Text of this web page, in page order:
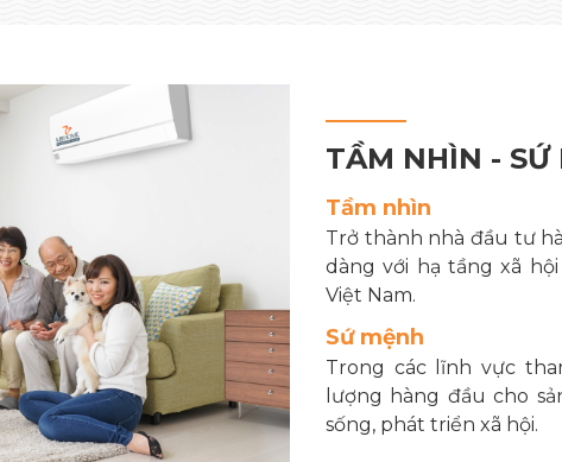
TẦM NHÌN - SỨ
Tầm nhìn
Trở thành nhà đầu tư
dàng với hạ tầng xã
Việt Nam.
Sứ mệnh
Trong các lĩnh vực
lượng hàng đầu cho
sống, phát triển xã hội.